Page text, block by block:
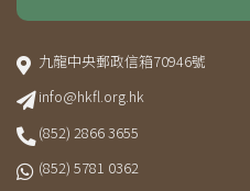
九龍中央郵政信箱70946號
info@hkfl.org.hk
(852) 2866 3655
(852) 5781 0362